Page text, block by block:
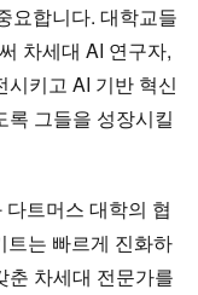
요합니다. 대학교들
차세대 AI 연구자,
키고 AI 기반 혁신
록 그들을 성장시킬
트머스 대학의 협
트는 빠르게 진화하
춘 차세대 전문가를